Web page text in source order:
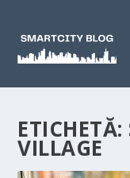
ETICHETĂ:
VILLAGE